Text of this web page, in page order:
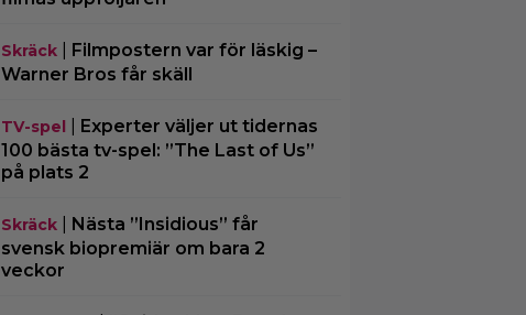
Skräck| Filmpostern var för läskig –
Warner Bros får skäll
TV-spel
Experter väljer ut tidernas
100 bästa tv-spel: ”The Last of Us”
på plats 2
Skräck| Nästa ”Insidious” får
svensk biopremiär om bara 2
veckor